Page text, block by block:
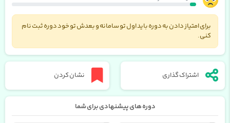
برای امتیاز دادن به دوره باید اول تو سامانه و بعدش تو خود دوره ثبت نام
کنی.
اشتراک گذاری نشان کردن
دوره های پیشنهادی برای شما